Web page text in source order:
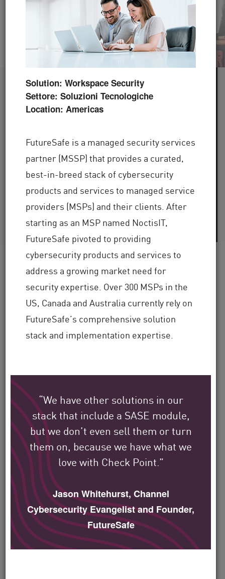
Solution: Workspace Security
Settore: Soluzioni Tecnologiche
Location: Americas
FutureSafe is a managed security services
partner (MSSP) that provides a curated,
best-in-breed stack of cybersecurity
products and services to managed service
providers (MSPs) and their clients. After
starting as an MSP named NoctisIT,
FutureSafe pivoted to providing
cybersecurity products and services to
address a growing market need for
security expertise. Over 300 MSPs in the
US, Canada and Australia currently rely on
FutureSafe’s comprehensive solution
stack and implementation expertise.
“We have other solutions in our
stack that include a SASE module,
but we don’t even sell them or turn
them on, because we have what we
love with Check Point.”
Jason Whitehurst, Channel
Cybersecurity Evangelist and Founder,
FutureSafe
Leggi ora Guarda il Video
Oltre 60
Oltre 100.000
clienti in tutto il mondo
Oltre 30
anni di esperienza nel settore
Scopri come i clienti
globali di Check Point
stanno proteggendo il loro
La nostra missione è aiutare a proteggere
le più grandi organizzazioni aziendali,
governative e di fornitori di servizi in tutto
il mondo.
Filter
by
Solutions
Filter
by
Industry
Filter
by
Location